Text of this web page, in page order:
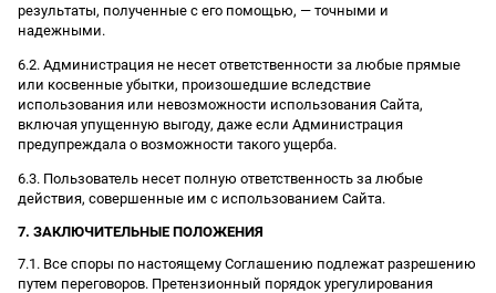
результаты, полученные с его помощью, — точными и
надежными.
6.2. Администрация не несет ответственности за любые прямые
или косвенные убытки, произошедшие вследствие
использования или невозможности использования Сайта,
включая упущенную выгоду, даже если Администрация
предупреждала о возможности такого ущерба.
6.3. Пользователь несет полную ответственность за любые
действия, совершенные им с использованием Сайта.
7. ЗАКЛЮЧИТЕЛЬНЫЕ ПОЛОЖЕНИЯ
7.1. Все споры по настоящему Соглашению подлежат разрешению
путем переговоров. Претензионный порядок урегулирования